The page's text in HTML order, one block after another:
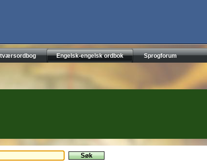
Engelsk-engelsk ordbok Sprogforum